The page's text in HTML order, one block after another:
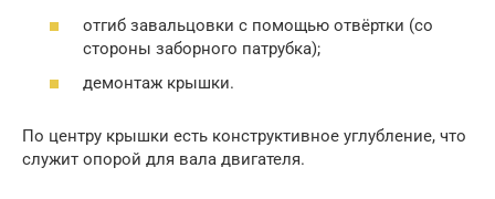
отгиб завальцовки с помощью отвёртки (со
стороны заборного патрубка);
демонтаж крышки.
По центру крышки есть конструктивное углубление, что
служит опорой для вала двигателя.